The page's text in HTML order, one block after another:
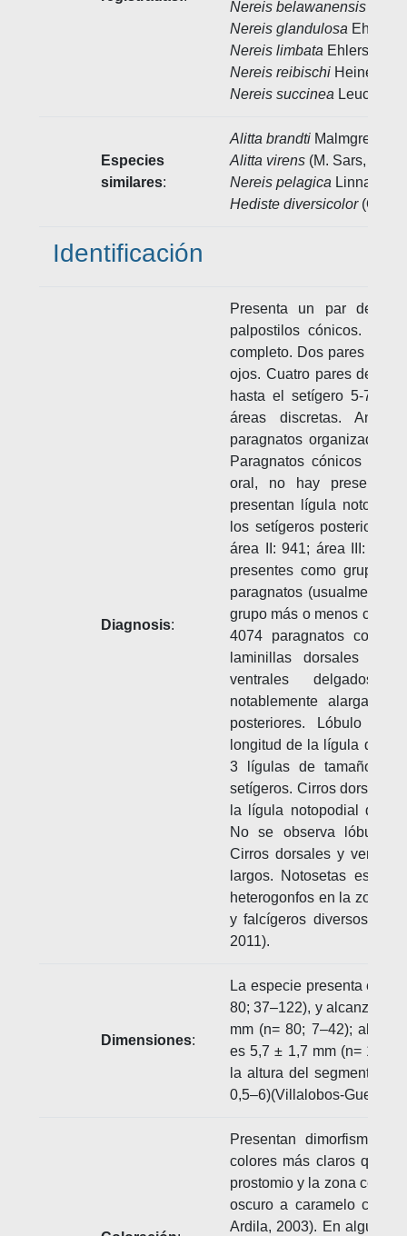
Nereis belawanensis
Nereis glandulosa Ehlers,
Nereis limbata Ehlers,
Nereis reibischi Heinen,
Nereis succinea Leuckart,
Especies
similares:
Alitta brandti Malmgren,
Alitta virens (M. Sars, 1835)
Nereis pelagica Linnaeus,
Hediste diversicolor(O.F.
Identificación
Diagnosis:
Presenta un par de
palpostilos cónicos.
completo. Dos pares de
ojos. Cuatro pares de
hasta el setígero 5-7.
áreas discretas.
paragnatos organizados
Paragnatos cónicos
oral, no hay presencia
presentan lígula
los setígeros posteriores.
área II: 941; área III:
presentes como grupos
paragnatos (usualmente
grupo más o menos
4074 paragnatos con
laminillas dorsales
ventrales delgados.
notablemente alargada
posteriores. Lóbulo
longitud de la lígula
3 lígulas de tamaño
setígeros. Cirros dorsales
la lígula notopodial
No se observa lóbulo
Cirros dorsales y
largos. Notosetas
heterogonfos en la zona
y falcígeros diversos en
2011).
Dimensiones:
La especie presenta en
80; 37–122), y alcanza
mm (n= 80; 7–42); al
es 5,7 ± 1,7 mm (n= 142;
la altura del segmento
0,5–6)(Villalobos-
Presentan dimorfismo
colores más claros que
prostomio y la zona
oscuro a caramelo claro
Ardila, 2003). En algunos